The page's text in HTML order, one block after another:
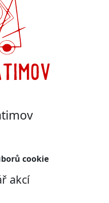
cookie
akcí